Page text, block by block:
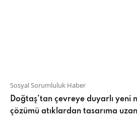
Sosyal Sorumluluk Haber
Doğtaş’tan çevreye duyarlı yeni
çözümü atıklardan tasarıma